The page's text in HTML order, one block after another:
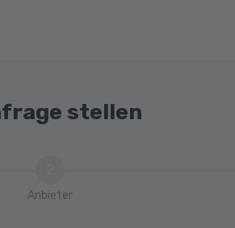
Werte, Normen und Standards)
stellen
Anbieter